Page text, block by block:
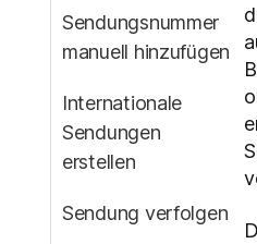
Sendungsnummer
manuell hinzufügen
Internationale
Sendungen
erstellen
Sendung verfolgen